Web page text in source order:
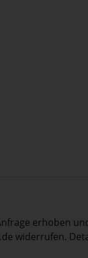
erhoben
widerrufen.